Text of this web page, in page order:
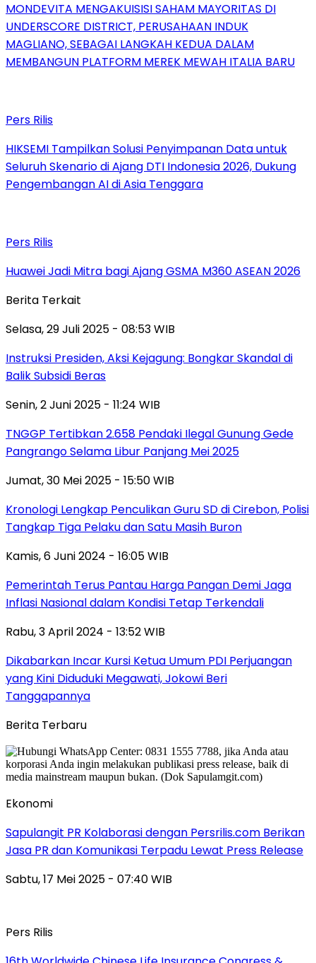
MONDEVITA MENGAKUISISI SAHAM MAYORITAS DI
UNDERSCORE DISTRICT, PERUSAHAAN INDUK
MAGLIANO, SEBAGAI LANGKAH KEDUA DALAM
MEMBANGUN PLATFORM MEREK MEWAH ITALIA BARU
Pers Rilis
HIKSEMI Tampilkan Solusi Penyimpanan Data untuk
Seluruh Skenario di Ajang DTI Indonesia 2026, Dukung
Pengembangan AI di Asia Tenggara
Pers Rilis
Huawei Jadi Mitra bagi Ajang GSMA M360 ASEAN 2026
Berita Terkait
Selasa, 29 Juli 2025 - 08:53 WIB
Instruksi Presiden, Aksi Kejagung: Bongkar Skandal di
Balik Subsidi Beras
Senin, 2 Juni 2025 - 11:24 WIB
TNGGP Tertibkan 2.658 Pendaki Ilegal Gunung Gede
Pangrango Selama Libur Panjang Mei 2025
Jumat, 30 Mei 2025 - 15:50 WIB
Kronologi Lengkap Penculikan Guru SD di Cirebon, Polisi
Tangkap Tiga Pelaku dan Satu Masih Buron
Kamis, 6 Juni 2024 - 16:05 WIB
Pemerintah Terus Pantau Harga Pangan Demi Jaga
Inflasi Nasional dalam Kondisi Tetap Terkendali
Rabu, 3 April 2024 - 13:52 WIB
Dikabarkan Incar Kursi Ketua Umum PDI Perjuangan
yang Kini Diduduki Megawati, Jokowi Beri
Tanggapannya
Berita Terbaru
Ekonomi
Sapulangit PR Kolaborasi dengan Persrilis.com Berikan
Jasa PR dan Komunikasi Terpadu Lewat Press Release
Sabtu, 17 Mei 2025 - 07:40 WIB
Pers Rilis